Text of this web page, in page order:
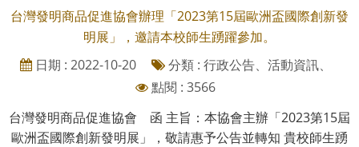
台灣發明商品促進協會辦理「2023第15屆歐洲盃國際創新發
明展」，邀請本校師生踴躍參加。
日期 : 2022-10-20
分類 : 行政公告、活動資訊、
點閱 : 3566
台灣發明商品促進協會 函 主旨：本協會主辦「2023第15屆
歐洲盃國際創新發明展」，敬請惠予公告並轉知 貴校師生踴